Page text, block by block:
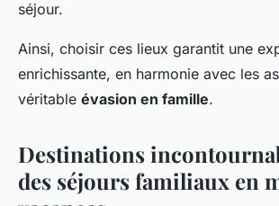
séjour.
Ainsi, choisir ces lieux garantit une
enrichissante, en harmonie avec les
véritable évasion en famille.
Destinations
des séjours familiaux en